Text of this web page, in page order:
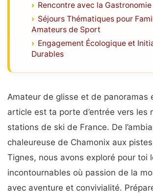
Rencontre avec la
Séjours Thématiques pour
Amateurs de Sport
Engagement Écologique et
Durables
Amateur de glisse et de panoramas
article est ta porte d’entrée vers les
stations de ski de France. De
chaleureuse de Chamonix aux
Tignes, nous avons exploré pour toi
incontournables où passion de la
avec aventure et convivialité.